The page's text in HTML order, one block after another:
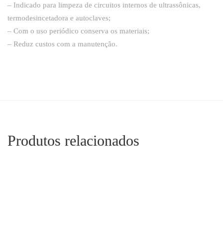
– Indicado para limpeza de circuitos internos de ultrassônicas,
termodesincetadora e autoclaves;
– Com o uso periódico conserva os materiais;
– Reduz custos com a manutenção.
Produtos relacionados